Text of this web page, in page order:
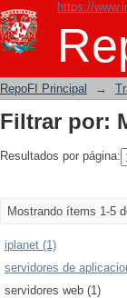
https://
Filtrar por:
RepoFI Principal →
Filtrar por:
Resultados por página:
Mostrando ítems 1-5
iplanet (1)
servidores de
servidores web (1)